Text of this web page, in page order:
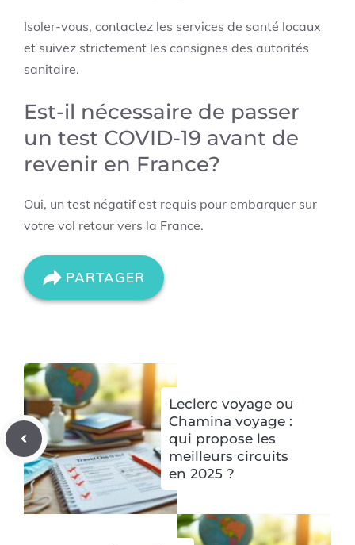
Isoler-vous, contactez les services de santé locaux
et suivez strictement les consignes des autorités
sanitaire.
Est-il nécessaire de passer
un test COVID-19 avant de
revenir en France?
Oui, un test négatif est requis pour embarquer sur
votre vol retour vers la France.
PARTAGER
Leclerc voyage ou
Chamina voyage :
qui propose les
meilleurs circuits
en 2025 ?